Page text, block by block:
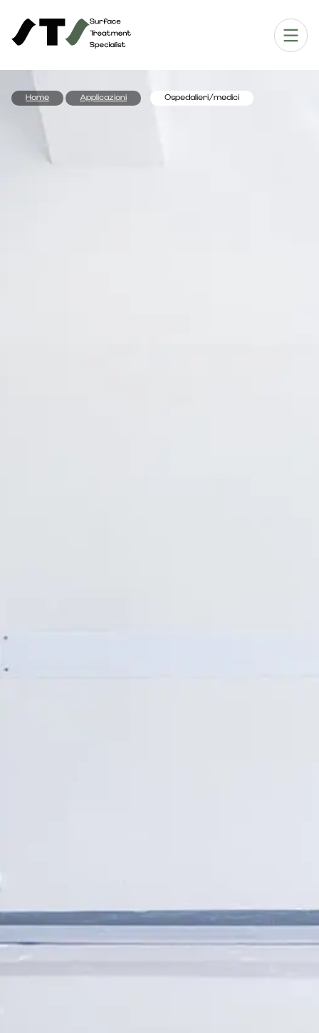
Home Applicazioni Ospedalieri/medici